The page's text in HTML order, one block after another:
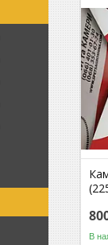
В